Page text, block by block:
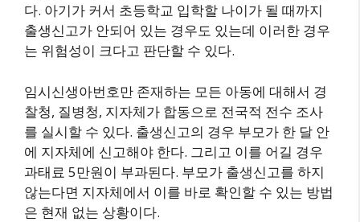
다. 아기가 커서 초등학교 입학할 나이가 될 때까지
출생신고가 안되어 있는 경우도 있는데 이러한 경우
는 위험성이 크다고 판단할 수 있다.
임시신생아번호만 존재하는 모든 아동에 대해서 경
찰청, 질병청, 지자체가 합동으로 전국적 전수 조사
를 실시할 수 있다. 출생신고의 경우 부모가 한 달 안
에 지자체에 신고해야 한다. 그리고 이를 어길 경우
과태료 5만원이 부과된다. 부모가 출생신고를 하지
않는다면 지자체에서 이를 바로 확인할 수 있는 방법
은 현재 없는 상황이다.